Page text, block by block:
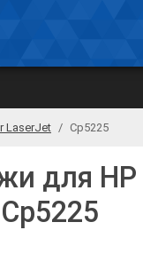
LaserJet Cp5225
для HP